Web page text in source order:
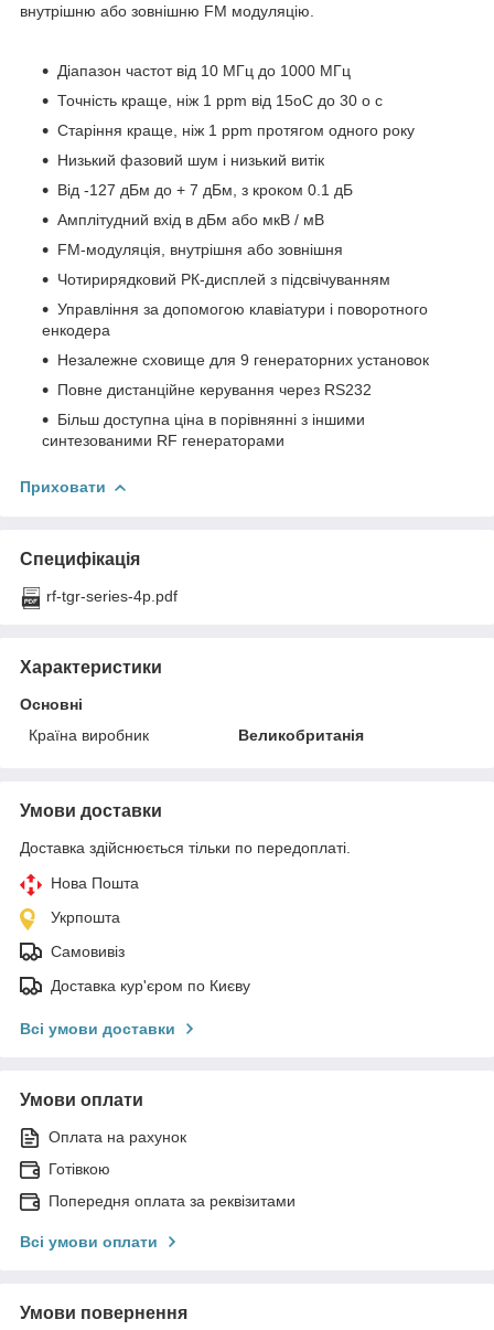
внутрішню або зовнішню FM модуляцію.
Діапазон частот від 10 МГц до 1000 МГц
Точність краще, ніж 1 ppm від 15oC до 30 o c
Старіння краще, ніж 1 ppm протягом одного року
Низький фазовий шум і низький витік
Від -127 дБм до + 7 дБм, з кроком 0.1 дБ
Амплітудний вхід в дБм або мкВ / мВ
FM-модуляція, внутрішня або зовнішня
Чотирирядковий РК-дисплей з підсвічуванням
Управління за допомогою клавіатури і поворотного
енкодера
Незалежне сховище для 9 генераторних установок
Повне дистанційне керування через RS232
Більш доступна ціна в порівнянні з іншими
синтезованими RF генераторами
Приховати
Специфікація
rf-tgr-series-4p.pdf
Характеристики
Основні
Країна виробник
Великобританія
Умови доставки
Доставка здійснюється тільки по передоплаті.
Нова Пошта
Укрпошта
Самовивіз
Доставка кур'єром по Києву
Всі умови доставки
Умови оплати
Оплата на рахунок
Готівкою
Попередня оплата за реквізитами
Всі умови оплати
Умови повернення